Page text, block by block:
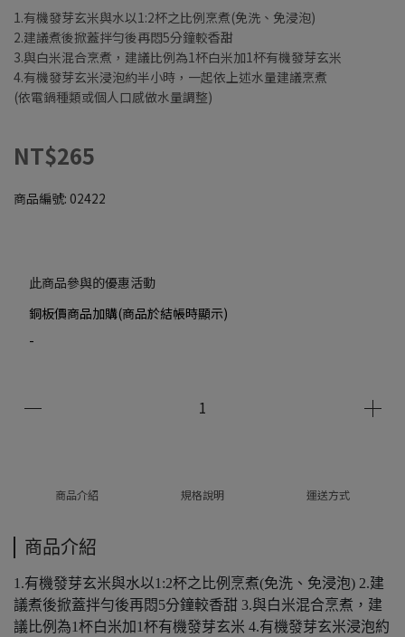
1.有機發芽玄米與水以1:2杯之比例烹煮(免洗、免浸泡)
2.建議煮後掀蓋拌勻後再悶5分鐘較香甜
3.與白米混合烹煮，建議比例為1杯白米加1杯有機發芽玄米
4.有機發芽玄米浸泡約半小時，一起依上述水量建議烹煮
(依電鍋種類或個人口感做水量調整)
NT$265
商品編號: 02422
此商品參與的優惠活動
銅板價商品加購(商品於結帳時顯示)
-
商品介紹 規格說明 運送方式
商品介紹
1.有機發芽玄米與水以1:2杯之比例烹煮(免洗、免浸泡) 2.建
議煮後掀蓋拌勻後再悶5分鐘較香甜 3.與白米混合烹煮，建
議比例為1杯白米加1杯有機發芽玄米 4.有機發芽玄米浸泡約